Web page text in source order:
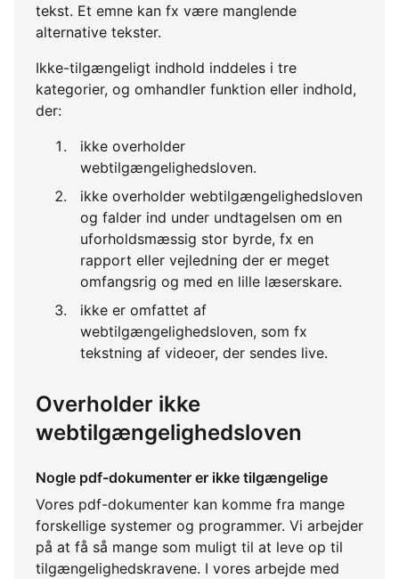
tekst. Et emne kan fx være manglende
alternative tekster.
Ikke-tilgængeligt indhold inddeles i tre
kategorier, og omhandler funktion eller indhold,
der:
ikke overholder
webtilgængelighedsloven.
ikke overholder webtilgængelighedsloven
og falder ind under undtagelsen om en
uforholdsmæssig stor byrde, fx en
rapport eller vejledning der er meget
omfangsrig og med en lille læserskare.
ikke er omfattet af
webtilgængelighedsloven, som fx
tekstning af videoer, der sendes live.
Overholder ikke
webtilgængelighedsloven
Nogle pdf-dokumenter er ikke tilgængelige
Vores pdf-dokumenter kan komme fra mange
forskellige systemer og programmer. Vi arbejder
på at få så mange som muligt til at leve op til
tilgængelighedskravene. I vores arbejde med